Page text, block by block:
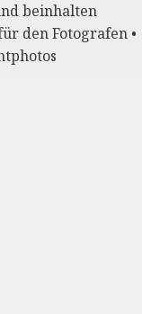
beinhalten
den Fotografen •